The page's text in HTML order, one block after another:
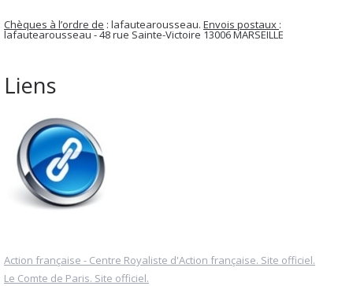
Chèques à l’ordre de : lafautearousseau. Envois postaux :
lafautearousseau - 48 rue Sainte-Victoire 13006 MARSEILLE
Liens
Action française - Centre Royaliste d'Action française. Site officiel.
Le Comte de Paris. Site officiel.